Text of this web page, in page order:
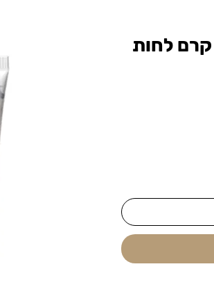
Yonka Creme 28 קרם לחות